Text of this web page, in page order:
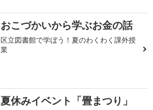
おこづかいから学ぶお金の話
区立図書館で学ぼう！夏のわくわく課外授
業
夏休みイベント「畳まつり」